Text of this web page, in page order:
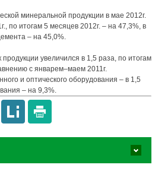
минеральной продукции в мае 2012г.
по итогам 5 месяцев 2012г. – на 47,3%, в
– на 45,0%.
увеличился в 1,5 раза, по итогам
с январем–маем 2011г.
и оптического оборудования – в 1,5
– на 9,3%.